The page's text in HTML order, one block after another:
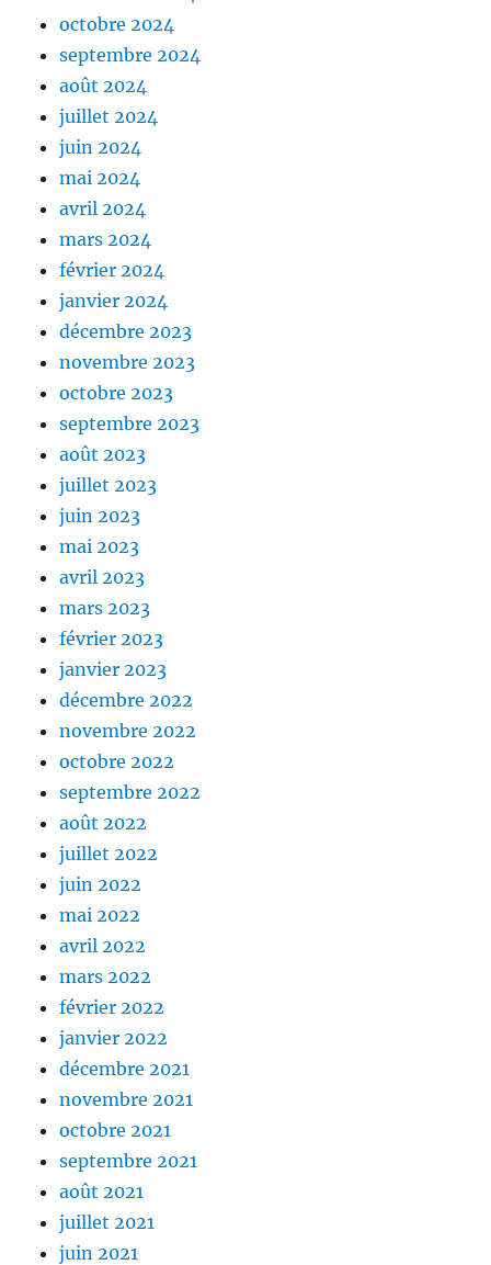
octobre 2024
septembre 2024
août 2024
juillet 2024
juin 2024
mai 2024
avril 2024
mars 2024
février 2024
janvier 2024
décembre 2023
novembre 2023
octobre 2023
septembre 2023
août 2023
juillet 2023
juin 2023
mai 2023
avril 2023
mars 2023
février 2023
janvier 2023
décembre 2022
novembre 2022
octobre 2022
septembre 2022
août 2022
juillet 2022
juin 2022
mai 2022
avril 2022
mars 2022
février 2022
janvier 2022
décembre 2021
novembre 2021
octobre 2021
septembre 2021
août 2021
juillet 2021
juin 2021